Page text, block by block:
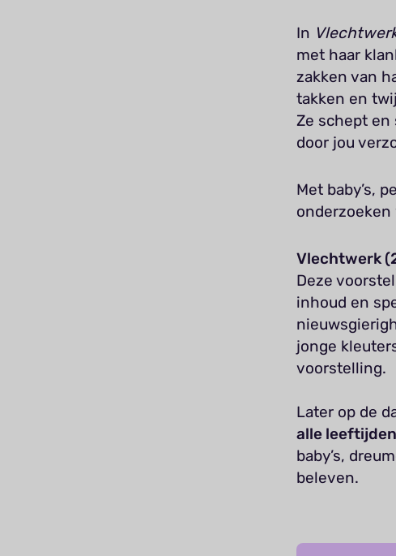
In
met haar
zakken van
takken en
Ze schept
door jou
Met baby’s,
Vlechtwerk
Deze
inhoud en
jonge
voorstelling.
Later op de
alle
baby’s,
beleven.